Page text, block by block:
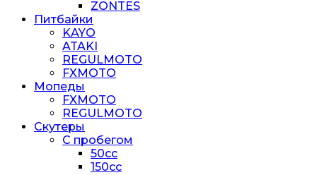
ZONTES
Питбайки
KAYO
ATAKI
REGULMOTO
FXMOTO
Мопеды
FXMOTO
REGULMOTO
Скутеры
С пробегом
50cc
150cc